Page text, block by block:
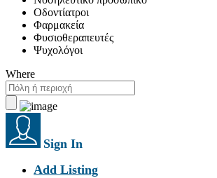
Οδοντίατροι
Φαρμακεία
Φυσιοθεραπευτές
Ψυχολόγοι
Where
Sign In
Add Listing